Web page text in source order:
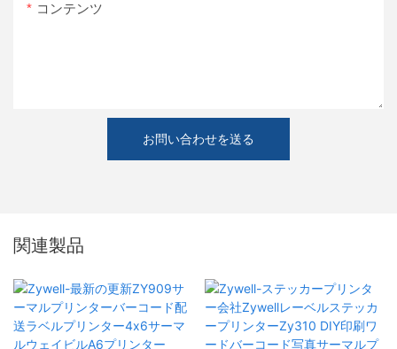
コンテンツ
お問い合わせを送る
関連製品